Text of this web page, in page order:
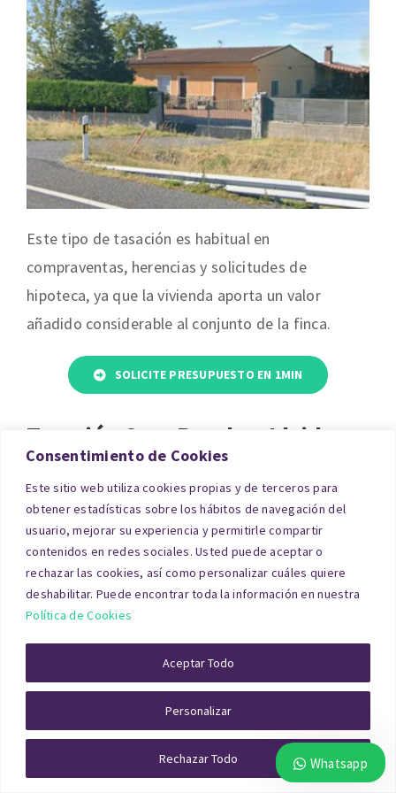
Consentimiento de Cookies
Este sitio web utiliza cookies propias y de terceros para
obtener estadísticas sobre los hábitos de navegación del
usuario, mejorar su experiencia y permitirle compartir
contenidos en redes sociales. Usted puede aceptar o
rechazar las cookies, así como personalizar cuáles quiere
deshabilitar. Puede encontrar toda la información en nuestra
Política de Cookies
Personalizar
Rechazar Todo
Aceptar Todo
Este tipo de tasación es habitual en
compraventas, herencias y solicitudes de
hipoteca, ya que la vivienda aporta un valor
añadido considerable al conjunto de la finca.
SOLICITE PRESUPUESTO EN 1MIN
Tasación Casa Rural en Lleida
Las casas rurales son inmuebles con un
componente turístico cada vez más relevante.
Unatasación en Lleida de casa ruraldebe
contemplar no solo la construcción y el terreno,
sino también su potencial de explotación como
El tasador analiza factores como la ubicación, el
acceso, los permisos de actividad y la demanda
turística de la zona, además de la normativa
urbanística aplicable.
Whatsapp